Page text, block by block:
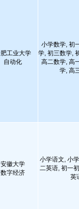
工业大学
自动化
小学数学, 初
学, 初三数学,
高二数学, 高
学, 高
安徽大学
数字经济
小学语文, 小
二英语, 初一
英